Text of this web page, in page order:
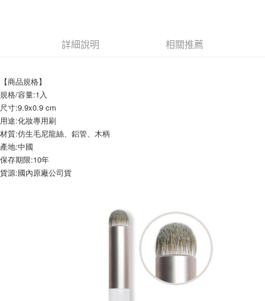
每筆NT$60，滿NT$599(含以上)免運費
每筆NT$60，滿NT$599(含以上)免運費
宅配
每筆NT$120，滿NT$1,999(含以上)免運費
詳細說明 相關推薦
【商品規格】
規格/容量:1入
尺寸:9.9x0.9 cm
用途:化妝專用刷
材質:仿生毛尼龍絲、鋁管、木柄
產地:中國
保存期限:10年
貨源:國內原廠公司貨